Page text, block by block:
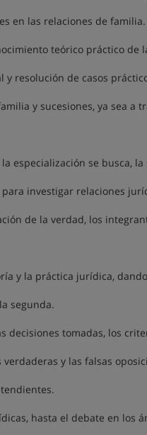
en las relaciones de familia.
teórico práctico de
resolución de casos
y sucesiones, ya sea a
especialización se busca,
investigar relaciones
de la verdad, los
y la práctica jurídica,
segunda.
decisiones tomadas, los
y las falsas
hasta el debate en los